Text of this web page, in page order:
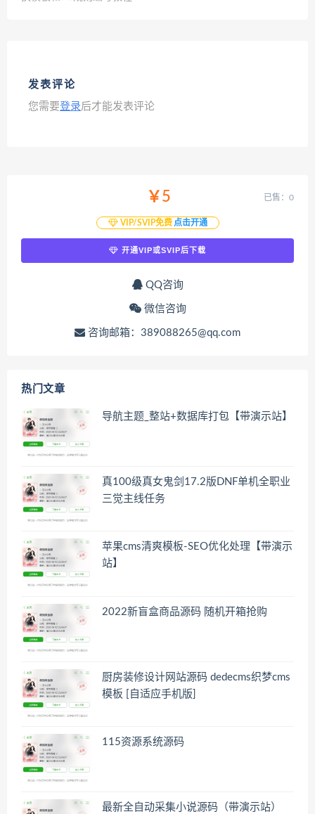
发表评论
您需要登录后才能发表评论
￥5
VIP/SVIP免费 点击开通
已售：0
开通VIP或SVIP后下载
QQ咨询
微信咨询
咨询邮箱：389088265@qq.com
热门文章
导航主题_整站+数据库打包【带演示站】
真100级真女鬼剑17.2版DNF单机全职业
三觉主线任务
苹果cms清爽模板-SEO优化处理【带演示
站】
2022新盲盒商品源码 随机开箱抢购
厨房装修设计网站源码 dedecms织梦cms
模板 [自适应手机版]
115资源系统源码
最新全自动采集小说源码（带演示站）